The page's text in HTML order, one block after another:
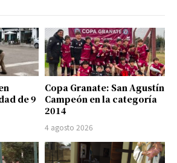
de 9
Copa Granate: San Agustín
Campeón en la categoría
2014
4 agosto 2026